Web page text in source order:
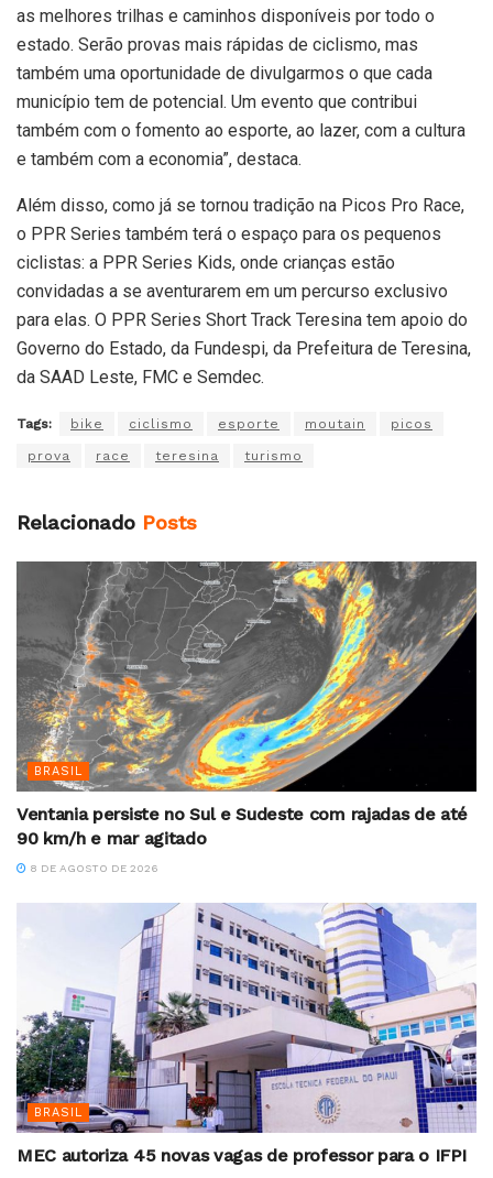
as melhores trilhas e caminhos disponíveis por todo o
estado. Serão provas mais rápidas de ciclismo, mas
também uma oportunidade de divulgarmos o que cada
município tem de potencial. Um evento que contribui
também com o fomento ao esporte, ao lazer, com a cultura
e também com a economia”, destaca.
Além disso, como já se tornou tradição na Picos Pro Race,
o PPR Series também terá o espaço para os pequenos
ciclistas: a PPR Series Kids, onde crianças estão
convidadas a se aventurarem em um percurso exclusivo
para elas. O PPR Series Short Track Teresina tem apoio do
Governo do Estado, da Fundespi, da Prefeitura de Teresina,
da SAAD Leste, FMC e Semdec.
Tags: bike ciclismo esporte moutain picos
prova race teresina turismo
Relacionado Posts
BRASIL
Ventania persiste no Sul e Sudeste com rajadas de até
90 km/h e mar agitado
8 DE AGOSTO DE 2026
BRASIL
MEC autoriza 45 novas vagas de professor para o IFPI